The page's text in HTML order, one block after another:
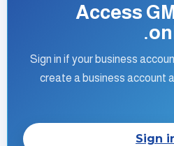
Access
Sign in if your business
create a business account
Sign